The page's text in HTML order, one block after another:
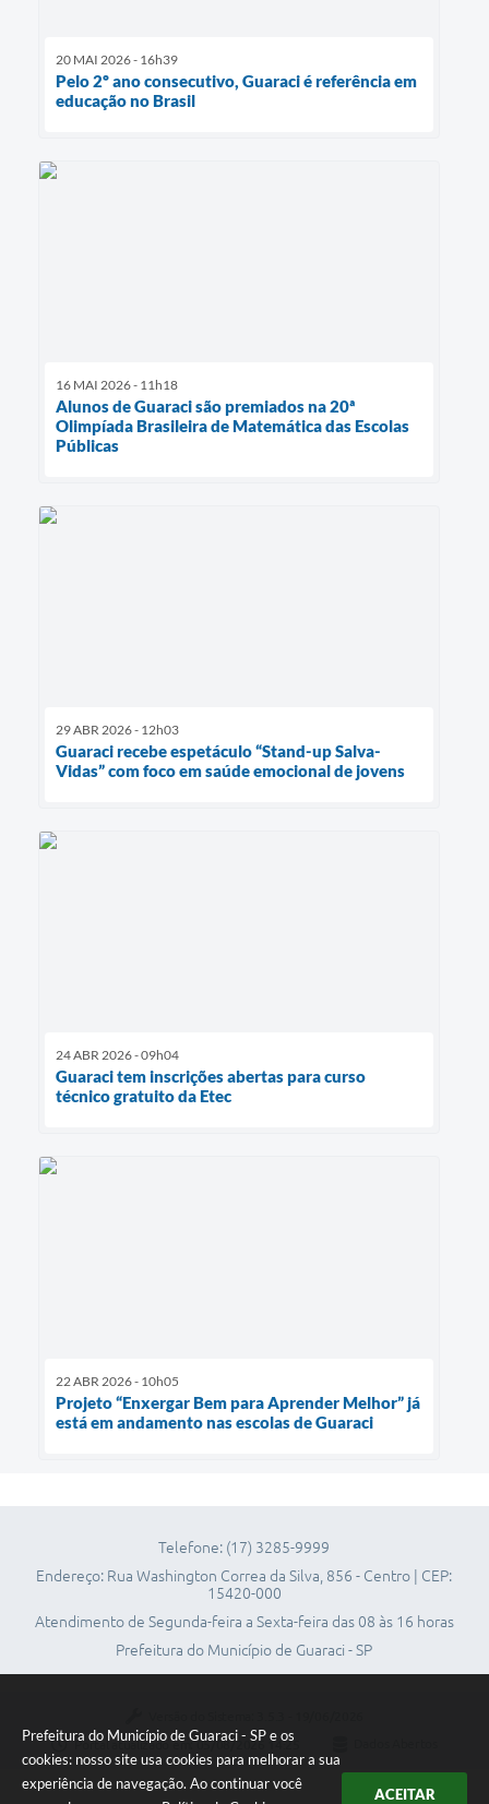
Prefeitura do Município de Guaraci - SP e os
cookies: nosso site usa cookies para melhorar a sua
experiência de navegação. Ao continuar você
ACEITAR
20 MAI 2026 - 16h39
Pelo 2º ano consecutivo, Guaraci é referência em
educação no Brasil
16 MAI 2026 - 11h18
Alunos de Guaraci são premiados na 20ª
Olimpíada Brasileira de Matemática das Escolas
Públicas
29 ABR 2026 - 12h03
Guaraci recebe espetáculo “Stand-up Salva-
Vidas” com foco em saúde emocional de jovens
24 ABR 2026 - 09h04
Guaraci tem inscrições abertas para curso
técnico gratuito da Etec
22 ABR 2026 - 10h05
Projeto “Enxergar Bem para Aprender Melhor” já
está em andamento nas escolas de Guaraci
Telefone: (17) 3285-9999
Endereço: Rua Washington Correa da Silva, 856 - Centro | CEP:
15420-000
Atendimento de Segunda-feira a Sexta-feira das 08 às 16 horas
Prefeitura do Município de Guaraci - SP
Portal atualizado em:05/08/2026 14:25